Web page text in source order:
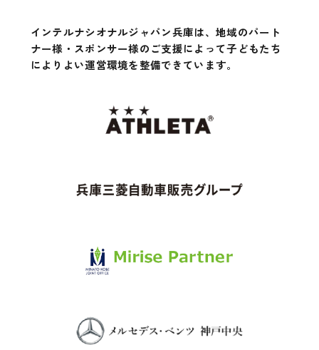
インテルナシオナルジャパン兵庫は、地域のパート
ナー様・スポンサー様のご支援によって子どもたち
によりよい運営環境を整備できています。